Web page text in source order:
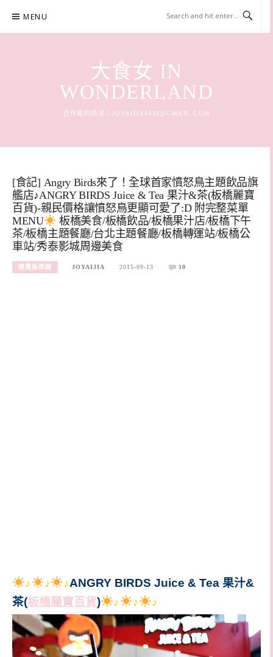
content
MENU
大食女 IN
WONDERLAND
合作邀約請洽： JOYAIJIA0424@GMAIL.COM
[食記] Angry Birds來了！全球首家憤怒鳥主題飲品旗
艦店♪ANGRY BIRDS Juice & Tea 果汁&茶(板橋麗寶
百貨)-親民價格讓憤怒鳥更顯可愛了:D 附完整菜單
MENU
板橋美食/板橋飲品/板橋果汁店/板橋下午
茶/板橋主題餐廳/台北主題餐廳/板橋轉運站/板橋公
車站/秀泰影城周邊美食
捷運板南線 JOYAIJIA 2015-09-13 10
♪ ♪ ♪ANGRY BIRDS Juice & Tea 果汁&
茶(板橋麗寶百貨) ♪ ♪ ♪